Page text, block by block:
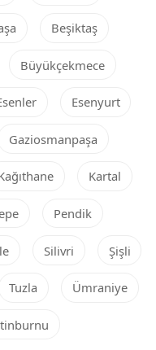
Beşiktaş
Büyükçekmece
Esenyurt
Gaziosmanpaşa
Kartal
Pendik
Silivri Şişli
Tuzla Ümraniye